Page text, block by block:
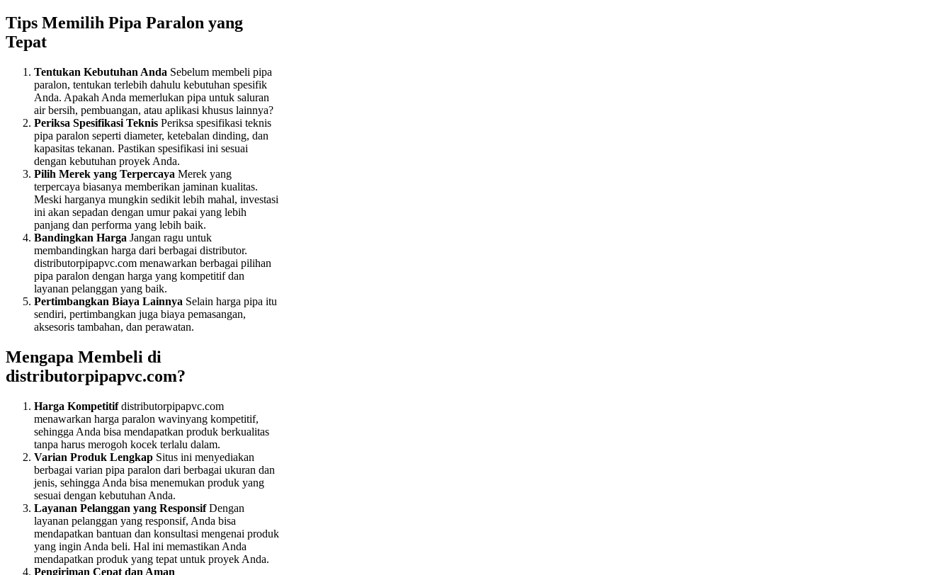
Tips Memilih Pipa Paralon yang
Tepat
Tentukan Kebutuhan Anda Sebelum membeli pipa
paralon, tentukan terlebih dahulu kebutuhan spesifik
Anda. Apakah Anda memerlukan pipa untuk saluran
air bersih, pembuangan, atau aplikasi khusus lainnya?
Periksa Spesifikasi Teknis Periksa spesifikasi teknis
pipa paralon seperti diameter, ketebalan dinding, dan
kapasitas tekanan. Pastikan spesifikasi ini sesuai
dengan kebutuhan proyek Anda.
Pilih Merek yang Terpercaya Merek yang
terpercaya biasanya memberikan jaminan kualitas.
Meski harganya mungkin sedikit lebih mahal, investasi
ini akan sepadan dengan umur pakai yang lebih
panjang dan performa yang lebih baik.
Bandingkan Harga Jangan ragu untuk
membandingkan harga dari berbagai distributor.
distributorpipapvc.com menawarkan berbagai pilihan
pipa paralon dengan harga yang kompetitif dan
layanan pelanggan yang baik.
Pertimbangkan Biaya Lainnya Selain harga pipa itu
sendiri, pertimbangkan juga biaya pemasangan,
aksesoris tambahan, dan perawatan.
Mengapa Membeli di
distributorpipapvc.com?
Harga Kompetitifdistributorpipapvc.com
menawarkan harga paralon wavinyang kompetitif,
sehingga Anda bisa mendapatkan produk berkualitas
tanpa harus merogoh kocek terlalu dalam.
Varian Produk Lengkap Situs ini menyediakan
berbagai varian pipa paralon dari berbagai ukuran dan
jenis, sehingga Anda bisa menemukan produk yang
sesuai dengan kebutuhan Anda.
Layanan Pelanggan yang ResponsifDengan
layanan pelanggan yang responsif, Anda bisa
mendapatkan bantuan dan konsultasi mengenai produk
yang ingin Anda beli. Hal ini memastikan Anda
mendapatkan produk yang tepat untuk proyek Anda.
Pengiriman Cepat dan Aman